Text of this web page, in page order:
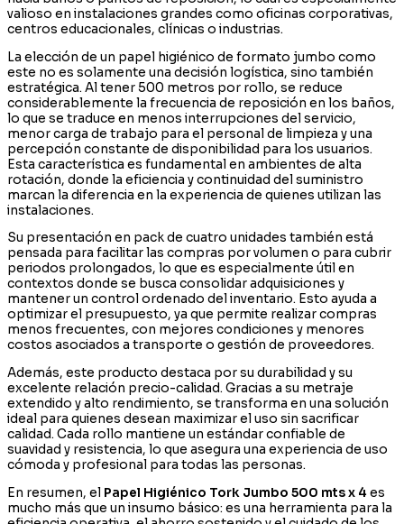
valioso en instalaciones grandes como oficinas corporativas,
centros educacionales, clínicas o industrias.
La elección de un papel higiénico de formato jumbo como
este no es solamente una decisión logística, sino también
estratégica. Al tener 500 metros por rollo, se reduce
considerablemente la frecuencia de reposición en los baños,
lo que se traduce en menos interrupciones del servicio,
menor carga de trabajo para el personal de limpieza y una
percepción constante de disponibilidad para los usuarios.
Esta característica es fundamental en ambientes de alta
rotación, donde la eficiencia y continuidad del suministro
marcan la diferencia en la experiencia de quienes utilizan las
instalaciones.
Su presentación en pack de cuatro unidades también está
pensada para facilitar las compras por volumen o para cubrir
periodos prolongados, lo que es especialmente útil en
contextos donde se busca consolidar adquisiciones y
mantener un control ordenado del inventario. Esto ayuda a
optimizar el presupuesto, ya que permite realizar compras
menos frecuentes, con mejores condiciones y menores
costos asociados a transporte o gestión de proveedores.
Además, este producto destaca por su durabilidad y su
excelente relación precio-calidad. Gracias a su metraje
extendido y alto rendimiento, se transforma en una solución
ideal para quienes desean maximizar el uso sin sacrificar
calidad. Cada rollo mantiene un estándar confiable de
suavidad y resistencia, lo que asegura una experiencia de uso
cómoda y profesional para todas las personas.
En resumen, el Papel Higiénico Tork Jumbo 500 mts x 4es
mucho más que un insumo básico: es una herramienta para la